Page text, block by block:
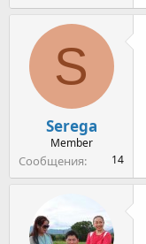
S
Serega
Member
Сообщения 14